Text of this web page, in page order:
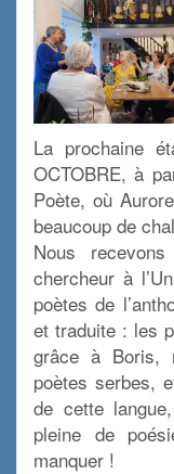
La prochaine
OCTOBRE, à
Poète, où
beaucoup de
Nous recevons
chercheur à
poètes de
et traduite : les
grâce à Boris,
poètes serbes,
de cette
pleine de
manquer !